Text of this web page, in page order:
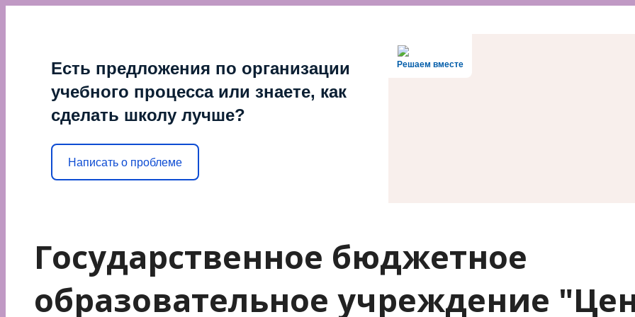
Решаем вместе
Есть предложения по организации
учебного процесса или знаете, как
сделать школу лучше?
Написать о проблеме
Государственное бюджетное
образовательное учреждение